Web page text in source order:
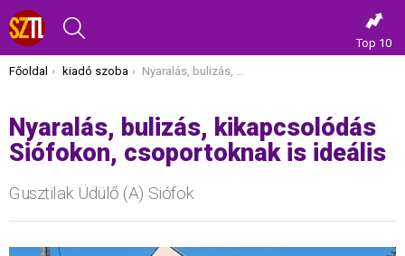
Top 10
Itt vagy most:
Főoldal kiadó szoba Nyaralás, bulizás, kikapcsolódás Siófokon, csoportoknak is ideális
Nyaralás, bulizás, kikapcsolódás
Siófokon, csoportoknak is ideális
Gusztilak Üdülő (A) Siófok